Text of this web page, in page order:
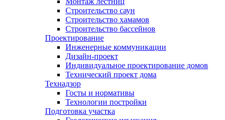
Строительство саун
Строительство хамамов
Строительство бассейнов
Проектирование
Инженерные коммуникации
Дизайн-проект
Индивидуальное проектирование домов
Технический проект дома
Технадзор
Госты и нормативы
Технологии постройки
Подготовка участка